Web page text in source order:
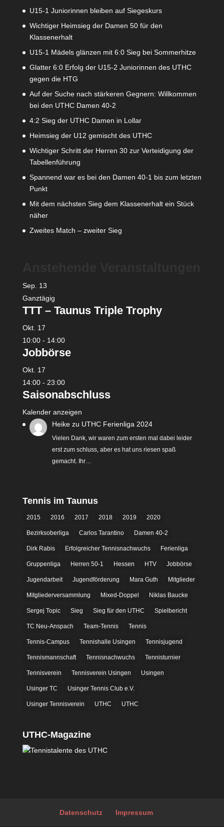
U15-1 Juniorinnen bleiben auf Siegeskurs
Wichtiger Heimsieg der Damen 50 für den
Klassenerhalt
U15-1 Mädels glänzen mit 6:0 Sieg bei Sommerhitze
Glatter 6:0 Erfolg der U15-2 Juniorinnen des UTHC
gegen die HTG
Auf der Suche nach stärkeren Gegnern: Willkommen
bei den UTHC Damen 40-2
4:2 Sieg der UTHC Damen in Lollar
Heimsieg der U12 gemischt des UTHC
Wichtiger Schritt der Herren 30 zur Verteidigung der
Tabellenführung
Spannend war es bei den Damen 40-1 bis zum letzten
Punkt
Mit dem nächsten Sieg dem Klassenerhalt ein Stück
näher
Zweites Match – zweiter Sieg
Sep. 13
Ganztägig
TTT – Taunus Triple Trophy
Okt. 17
10:00- 14:00
Jobbörse
Okt. 17
14:00- 23:00
Saisonabschluss
Kalender anzeigen
Heike zu UTHC Ferienliga 2024
Vielen Dank, wir waren zum ersten mal dabei leider
erst zum schluss, aber es hat uns riesen spaß
gemacht. Ihr…
Tennis im Taunus
2015 2016 2017 2018 2019 2020
Bezirksoberliga Carlos Tarantino Damen 40-2
Dirk Rabis Erfolgreicher Tennisnachwuchs Ferienliga
Gruppenliga Herren 50-1 Hessen HTV Jobbörse
Jugendarbeit Jugendförderung Mara Guth Mitglieder
Mitgliederversammlung Mixed-Doppel Niklas Baucke
Sergej Topic Sieg Sieg für den UTHC Spielbericht
TC Neu-Anspach Team-Tennis Tennis
Tennis-Campus Tennishalle Usingen Tennisjugend
Tennismannschaft Tennisnachwuchs Tennisturnier
Tennisverein Tennisverein Usingen Usingen
Usinger TC Usinger Tennis Club e.V.
Usinger Tennisverein UTHC UTHC
UTHC-Magazine
Datenschutz Impressum